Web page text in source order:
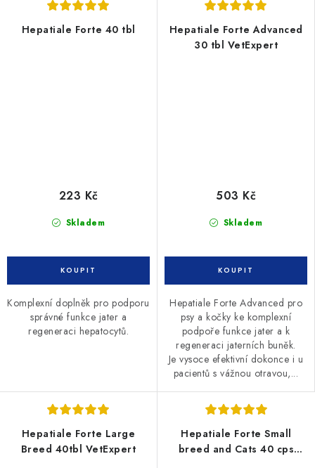
Hepatiale Forte 40 tbl
Skladem
223 Kč
Komplexní doplněk pro podporu
správné funkce jater a
regeneraci hepatocytů.
Hepatiale Forte Advanced
30 tbl VetExpert
Skladem
503 Kč
Hepatiale Forte Advanced pro
psy a kočky ke komplexní
podpoře funkce jater a k
regeneraci jaterních buněk.
Je vysoce efektivní dokonce i u
pacientů s vážnou otravou,...
Hepatiale Forte Large
Breed 40tbl VetExpert
Hepatiale Forte Small
breed and Cats 40 cps